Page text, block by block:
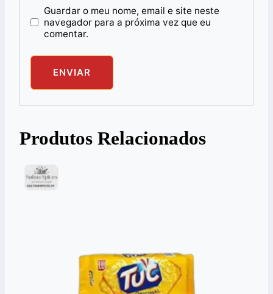
Guardar o meu nome, email e site neste
navegador para a próxima vez que eu
comentar.
Produtos Relacionados